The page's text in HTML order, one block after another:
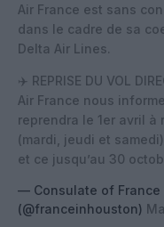
Air France est sans
dans le cadre de sa
Delta Air Lines.
✈️ REPRISE DU VOL
Air France nous
reprendra le 1er avril à
(mardi, jeudi et
et ce jusqu’au 30
— Consulate of
(@franceinhouston)